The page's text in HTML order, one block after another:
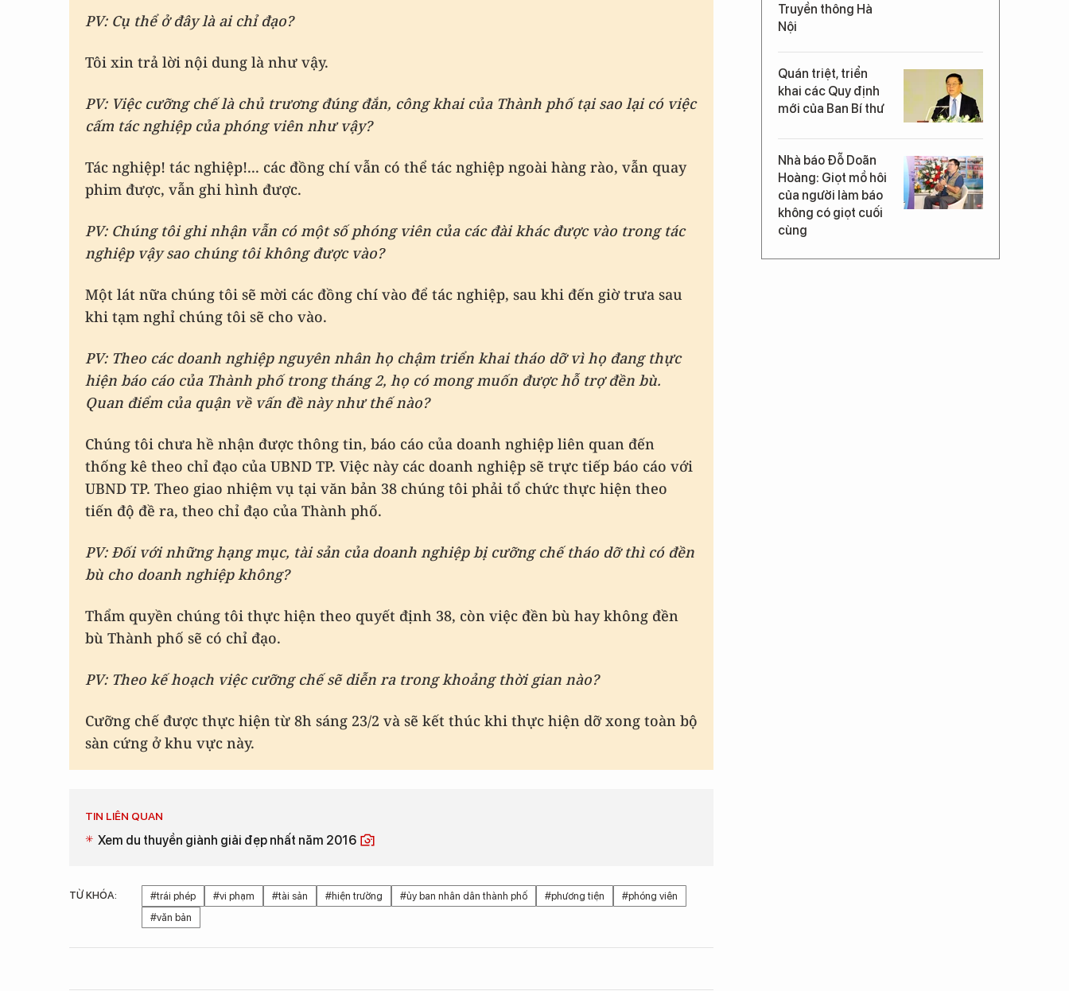
PV: Cụ thể ở đây là ai chỉ đạo?
Tôi xin trả lời nội dung là như vậy.
PV: Việc cưỡng chế là chủ trương đúng đắn, công khai của Thành phố tại sao lại có việc
cấm tác nghiệp của phóng viên như vậy?
Tác nghiệp! tác nghiệp!... các đồng chí vẫn có thể tác nghiệp ngoài hàng rào, vẫn quay
phim được, vẫn ghi hình được.
PV: Chúng tôi ghi nhận vẫn có một số phóng viên của các đài khác được vào trong tác
nghiệp vậy sao chúng tôi không được vào?
Một lát nữa chúng tôi sẽ mời các đồng chí vào để tác nghiệp, sau khi đến giờ trưa sau
khi tạm nghỉ chúng tôi sẽ cho vào.
PV: Theo các doanh nghiệp nguyên nhân họ chậm triển khai tháo dỡ vì họ đang thực
hiện báo cáo của Thành phố trong tháng 2, họ có mong muốn được hỗ trợ đền bù.
Quan điểm của quận về vấn đề này như thế nào?
Chúng tôi chưa hề nhận được thông tin, báo cáo của doanh nghiệp liên quan đến
thống kê theo chỉ đạo của UBND TP. Việc này các doanh nghiệp sẽ trực tiếp báo cáo với
UBND TP. Theo giao nhiệm vụ tại văn bản 38 chúng tôi phải tổ chức thực hiện theo
tiến độ đề ra, theo chỉ đạo của Thành phố.
PV: Đối với những hạng mục, tài sản của doanh nghiệp bị cưỡng chế tháo dỡ thì có đền
bù cho doanh nghiệp không?
Thẩm quyền chúng tôi thực hiện theo quyết định 38, còn việc đền bù hay không đền
bù Thành phố sẽ có chỉ đạo.
PV: Theo kế hoạch việc cưỡng chế sẽ diễn ra trong khoảng thời gian nào?
Cưỡng chế được thực hiện từ 8h sáng 23/2 và sẽ kết thúc khi thực hiện dỡ xong toàn bộ
sàn cứng ở khu vực này.
TIN LIÊN QUAN
Xem du thuyền giành giải đẹp nhất năm 2016
TỪ KHÓA: #trái phép #vi phạm #tài sản #hiện trường #ủy ban nhân dân thành phố #phương tiện
#phóng viên
#văn bản
Truyền thông Hà
Nội
Quán triệt, triển
khai các Quy định
mới của Ban Bí thư
Nhà báo Đỗ Doãn
Hoàng: Giọt mồ hôi
của người làm báo
không có giọt cuối
cùng